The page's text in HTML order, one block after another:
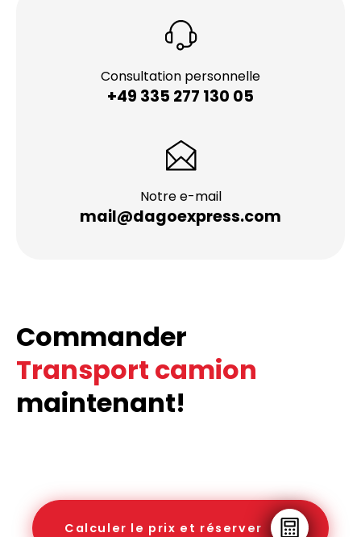
Consultation personnelle
+49 335 277 130 05
Notre e-mail
mail@dagoexpress.com
Commander
Transport camion
maintenant!
Calculer le prix et réserver